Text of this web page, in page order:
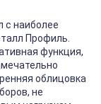
с наиболее
Профиль.
функция,
облицовка
не